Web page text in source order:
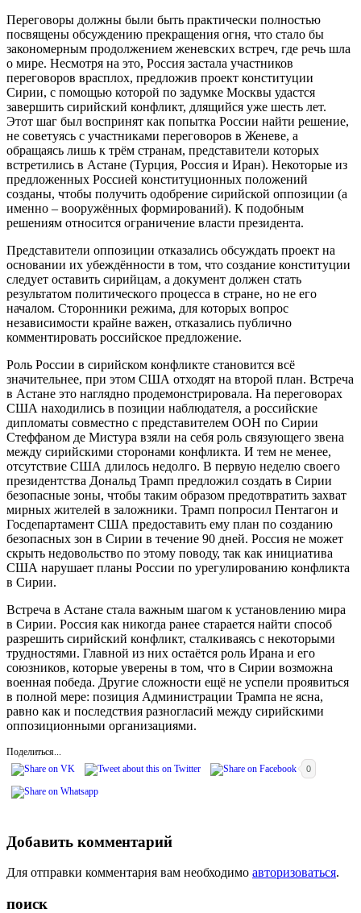
Переговоры должны были быть практически полностью
посвящены обсуждению прекращения огня, что стало бы
закономерным продолжением женевских встреч, где речь шла
о мире. Несмотря на это, Россия застала участников
переговоров врасплох, предложив проект конституции
Сирии, с помощью которой по задумке Москвы удастся
завершить сирийский конфликт, длящийся уже шесть лет.
Этот шаг был воспринят как попытка России найти решение,
не советуясь с участниками переговоров в Женеве, а
обращаясь лишь к трём странам, представители которых
встретились в Астане (Турция, Россия и Иран). Некоторые из
предложенных Россией конституционных положений
созданы, чтобы получить одобрение сирийской оппозиции (а
именно – вооружённых формирований). К подобным
решениям относится ограничение власти президента.
Представители оппозиции отказались обсуждать проект на
основании их убеждённости в том, что создание конституции
следует оставить сирийцам, а документ должен стать
результатом политического процесса в стране, но не его
началом. Сторонники режима, для которых вопрос
независимости крайне важен, отказались публично
комментировать российское предложение.
Роль России в сирийском конфликте становится всё
значительнее, при этом США отходят на второй план. Встреча
в Астане это наглядно продемонстрировала. На переговорах
США находились в позиции наблюдателя, а российские
дипломаты совместно с представителем ООН по Сирии
Стеффаном де Мистура взяли на себя роль связующего звена
между сирийскими сторонами конфликта. И тем не менее,
отсутствие США длилось недолго. В первую неделю своего
президентства Дональд Трамп предложил создать в Сирии
безопасные зоны, чтобы таким образом предотвратить захват
мирных жителей в заложники. Трамп попросил Пентагон и
Госдепартамент США предоставить ему план по созданию
безопасных зон в Сирии в течение 90 дней. Россия не может
скрыть недовольство по этому поводу, так как инициатива
США нарушает планы России по урегулированию конфликта
в Сирии.
Встреча в Астане стала важным шагом к установлению мира
в Сирии. Россия как никогда ранее старается найти способ
разрешить сирийский конфликт, сталкиваясь с некоторыми
трудностями. Главной из них остаётся роль Ирана и его
союзников, которые уверены в том, что в Сирии возможна
военная победа. Другие сложности ещё не успели проявиться
в полной мере: позиция Администрации Трампа не ясна,
равно как и последствия разногласий между сирийскими
оппозиционными организациями.
Поделиться...
0
Добавить комментарий
Для отправки комментария вам необходимо авторизоваться.
поиск